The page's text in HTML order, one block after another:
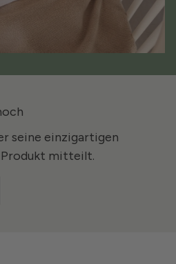
seine einzigartigen
mitteilt.